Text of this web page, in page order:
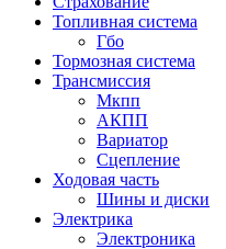
Топливная система
Гбо
Тормозная система
Трансмиссия
Мкпп
АКПП
Вариатор
Сцепление
Ходовая часть
Шины и диски
Электрика
Электроника